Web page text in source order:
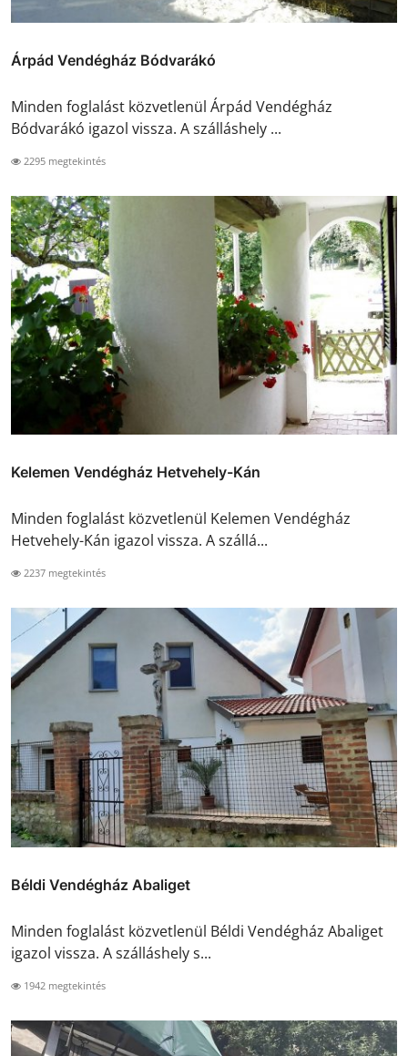
Árpád Vendégház Bódvarákó
Minden foglalást közvetlenül Árpád Vendégház
Bódvarákó igazol vissza. A szálláshely ...
2295 megtekintés
Kelemen Vendégház Hetvehely-Kán
Minden foglalást közvetlenül Kelemen Vendégház
Hetvehely-Kán igazol vissza. A szállá...
2237 megtekintés
Béldi Vendégház Abaliget
Minden foglalást közvetlenül Béldi Vendégház Abaliget
igazol vissza. A szálláshely s...
1942 megtekintés